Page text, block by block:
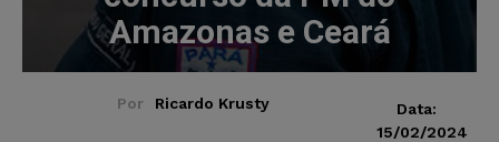
Amazonas e Ceará
Por Ricardo Krusty
Data:
15/02/2024